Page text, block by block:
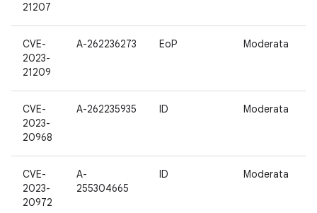
21207
CVE-
2023-
21209
A-262236273 EoP Moderata
CVE-
2023-
20968
A-262235935 ID Moderata
CVE-
2023-
20972
A-
255304665
ID Moderata